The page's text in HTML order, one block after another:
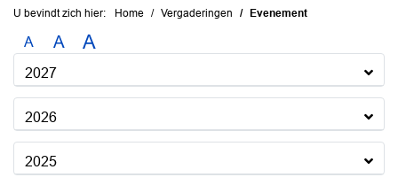
U bevindt zich hier: Home Vergaderingen Evenement
A A A
2027
2026
2025